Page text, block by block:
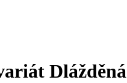
Dlážděná